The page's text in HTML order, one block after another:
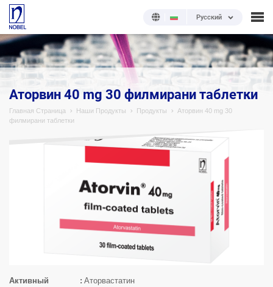
Русский
;
Аторвин 40 mg 30 филмирани таблетки
Главная Страница Наши Продукты Продукты
Аторвин 40 mg 30
филмирани таблетки
Активный
Аторвастатин